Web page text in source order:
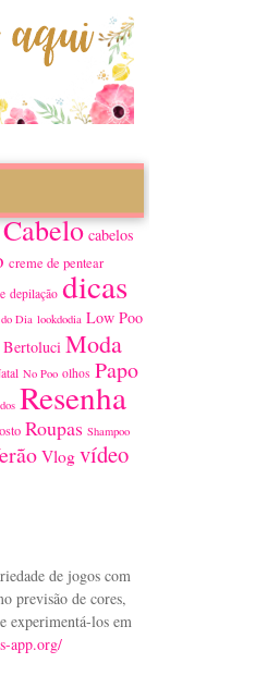
Cabelo cabelos
creme de pentear
depilação dicas
Dia lookdodia Low Poo
Bertoluci Moda
No Poo olhos Papo
Resenha
Roupas Shampoo
Vlog vídeo
de jogos com
previsão de cores,
experimentá-los em
app.org/